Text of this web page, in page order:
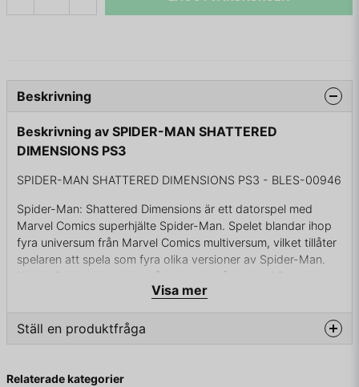
Beskrivning
Beskrivning av SPIDER-MAN SHATTERED
DIMENSIONS PS3
SPIDER-MAN SHATTERED DIMENSIONS PS3 - BLES-00946
Spider-Man: Shattered Dimensions är ett datorspel med
Marvel Comics superhjälte Spider-Man. Spelet blandar ihop
fyra universum från Marvel Comics multiversum, vilket tillåter
spelaren att spela som fyra olika versioner av Spider-Man.
Kända Spider-Man-röstskådespelare såsom Neil Patrick
Harris, Christopher Daniel Barnes, Dan Gilvezan och Josh
Keaton ger ut sina röster till Spider-Man från vart och ett av
sina respektive alternativa universum.
Chaos. När den slås i spillror under ett slagsmål mellan
Visa mer
Ställ en produktfråga
Fråga oss något om denna produkten...
Relaterade kategorier